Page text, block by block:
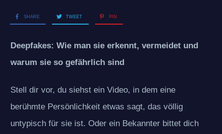
SHARE TWEET PIN
Deepfakes: Wie man sie erkennt, vermeidet und
warum sie so gefährlich sind
Stell dir vor, du siehst ein Video, in dem eine
berühmte Persönlichkeit etwas sagt, das völlig
untypisch für sie ist. Oder ein Bekannter bittet dich